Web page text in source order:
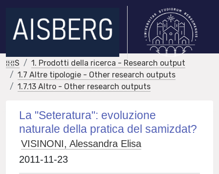
IRIS
1. Prodotti della ricerca - Research output
1.7 Altre tipologie - Other research outputs
1.7.13 Altro - Other research outputs
La "Seteratura": evoluzione
naturale della pratica del samizdat?
VISINONI, Alessandra Elisa
2011-11-23